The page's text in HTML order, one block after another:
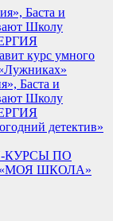
Баста и
Школу
курс умного
Баста и
Школу
детектив»
КУРСЫ ПО
ШКОЛА»